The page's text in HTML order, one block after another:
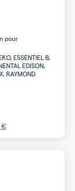
pour
ESSENTIEL B,
EDISON,
RAYMOND
€